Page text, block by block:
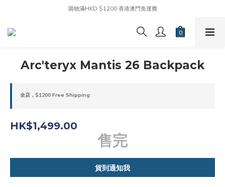
購物滿HKD $1200 香港澳門免運費
Arc'teryx Mantis 26 Backpack
全店，$1200 Free Shipping
HK$1,499.00
售完
貨到通知我